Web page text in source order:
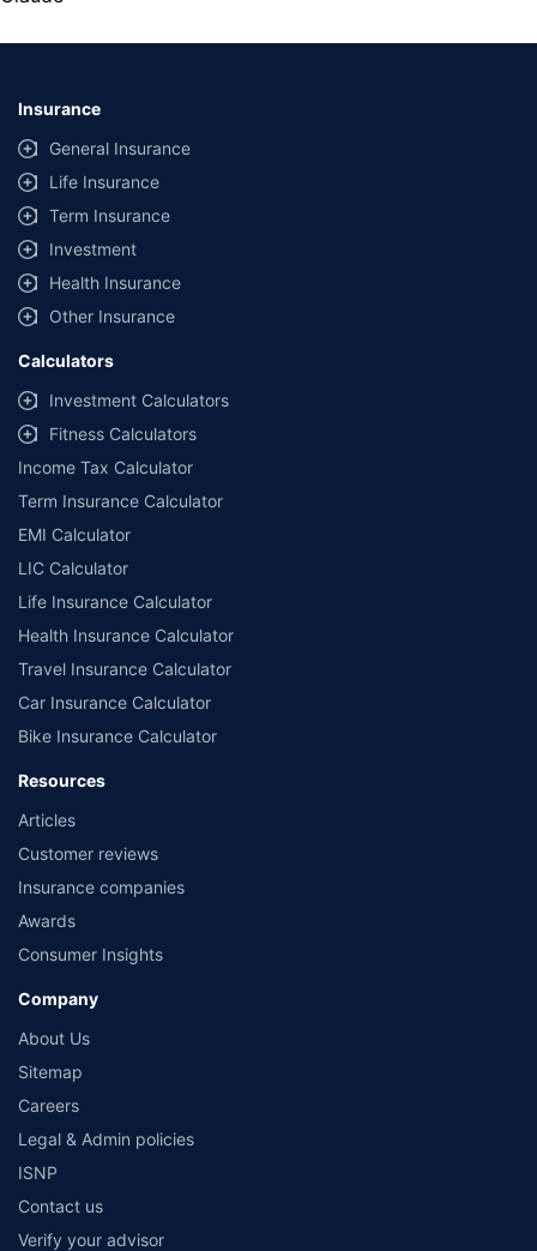
Insurance
General Insurance
Life Insurance
Term Insurance
Investment
Health Insurance
Other Insurance
Calculators
Investment Calculators
Fitness Calculators
Income Tax Calculator
Term Insurance Calculator
EMI Calculator
LIC Calculator
Life Insurance Calculator
Health Insurance Calculator
Travel Insurance Calculator
Car Insurance Calculator
Bike Insurance Calculator
Resources
Articles
Customer reviews
Insurance companies
Awards
Consumer Insights
Company
About Us
Sitemap
Careers
Legal & Admin policies
ISNP
Contact us
Verify your advisor